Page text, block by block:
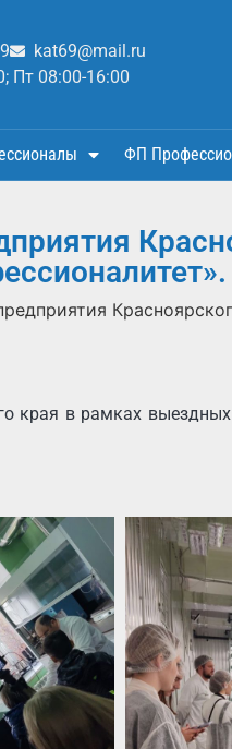
kat69@mail.ru
Пт 08:00-16:00
ФП
края в рамках